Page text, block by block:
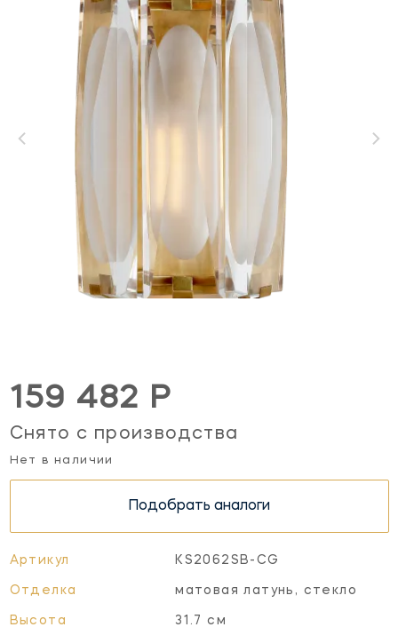
159 482 Р
Снято с производства
Нет в наличии
Подобрать аналоги
Артикул KS2062SB-CG
Отделка матовая латунь, стекло
Высота 31.7 см